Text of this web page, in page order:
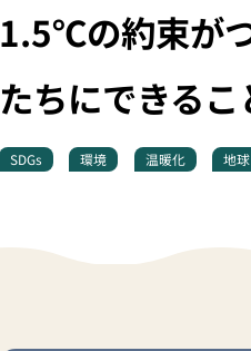
1.5℃の約束が
たちにできるこ
SDGs 環境 温暖化 地球